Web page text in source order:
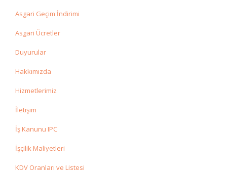
Asgari Geçim İndirimi
Asgari Ücretler
Duyurular
Hakkımızda
Hizmetlerimiz
İletişim
İş Kanunu IPC
İşçilik Maliyetleri
KDV Oranları ve Listesi